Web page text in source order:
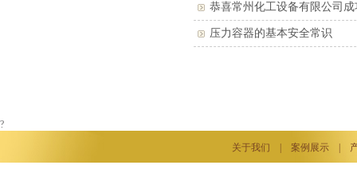
恭喜常州化工设备有限公司
压力容器的基本安全常识
?
关于我们 案例展示